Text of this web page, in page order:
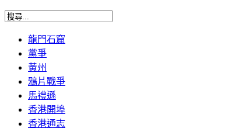
龍門石窟
黨爭
黃州
鴉片戰爭
馬禮遜
香港開埠
香港通志